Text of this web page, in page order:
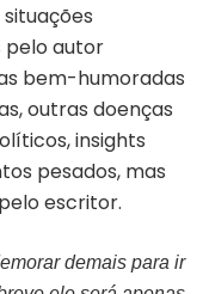
pelo autor
bem-humoradas
outras doenças
insights
pesados, mas
escritor.
demais para ir